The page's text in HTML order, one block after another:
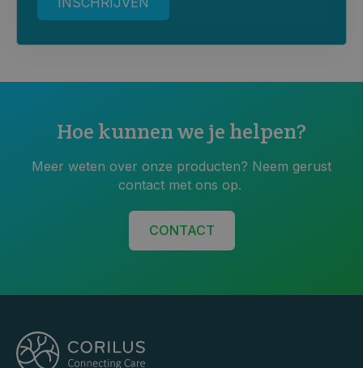
Hoe kunnen we je helpen?
Meer weten over onze producten? Neem gerust
contact met ons op.
CONTACT